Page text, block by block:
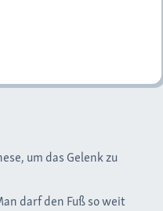
um das Gelenk zu
darf den Fuß so weit